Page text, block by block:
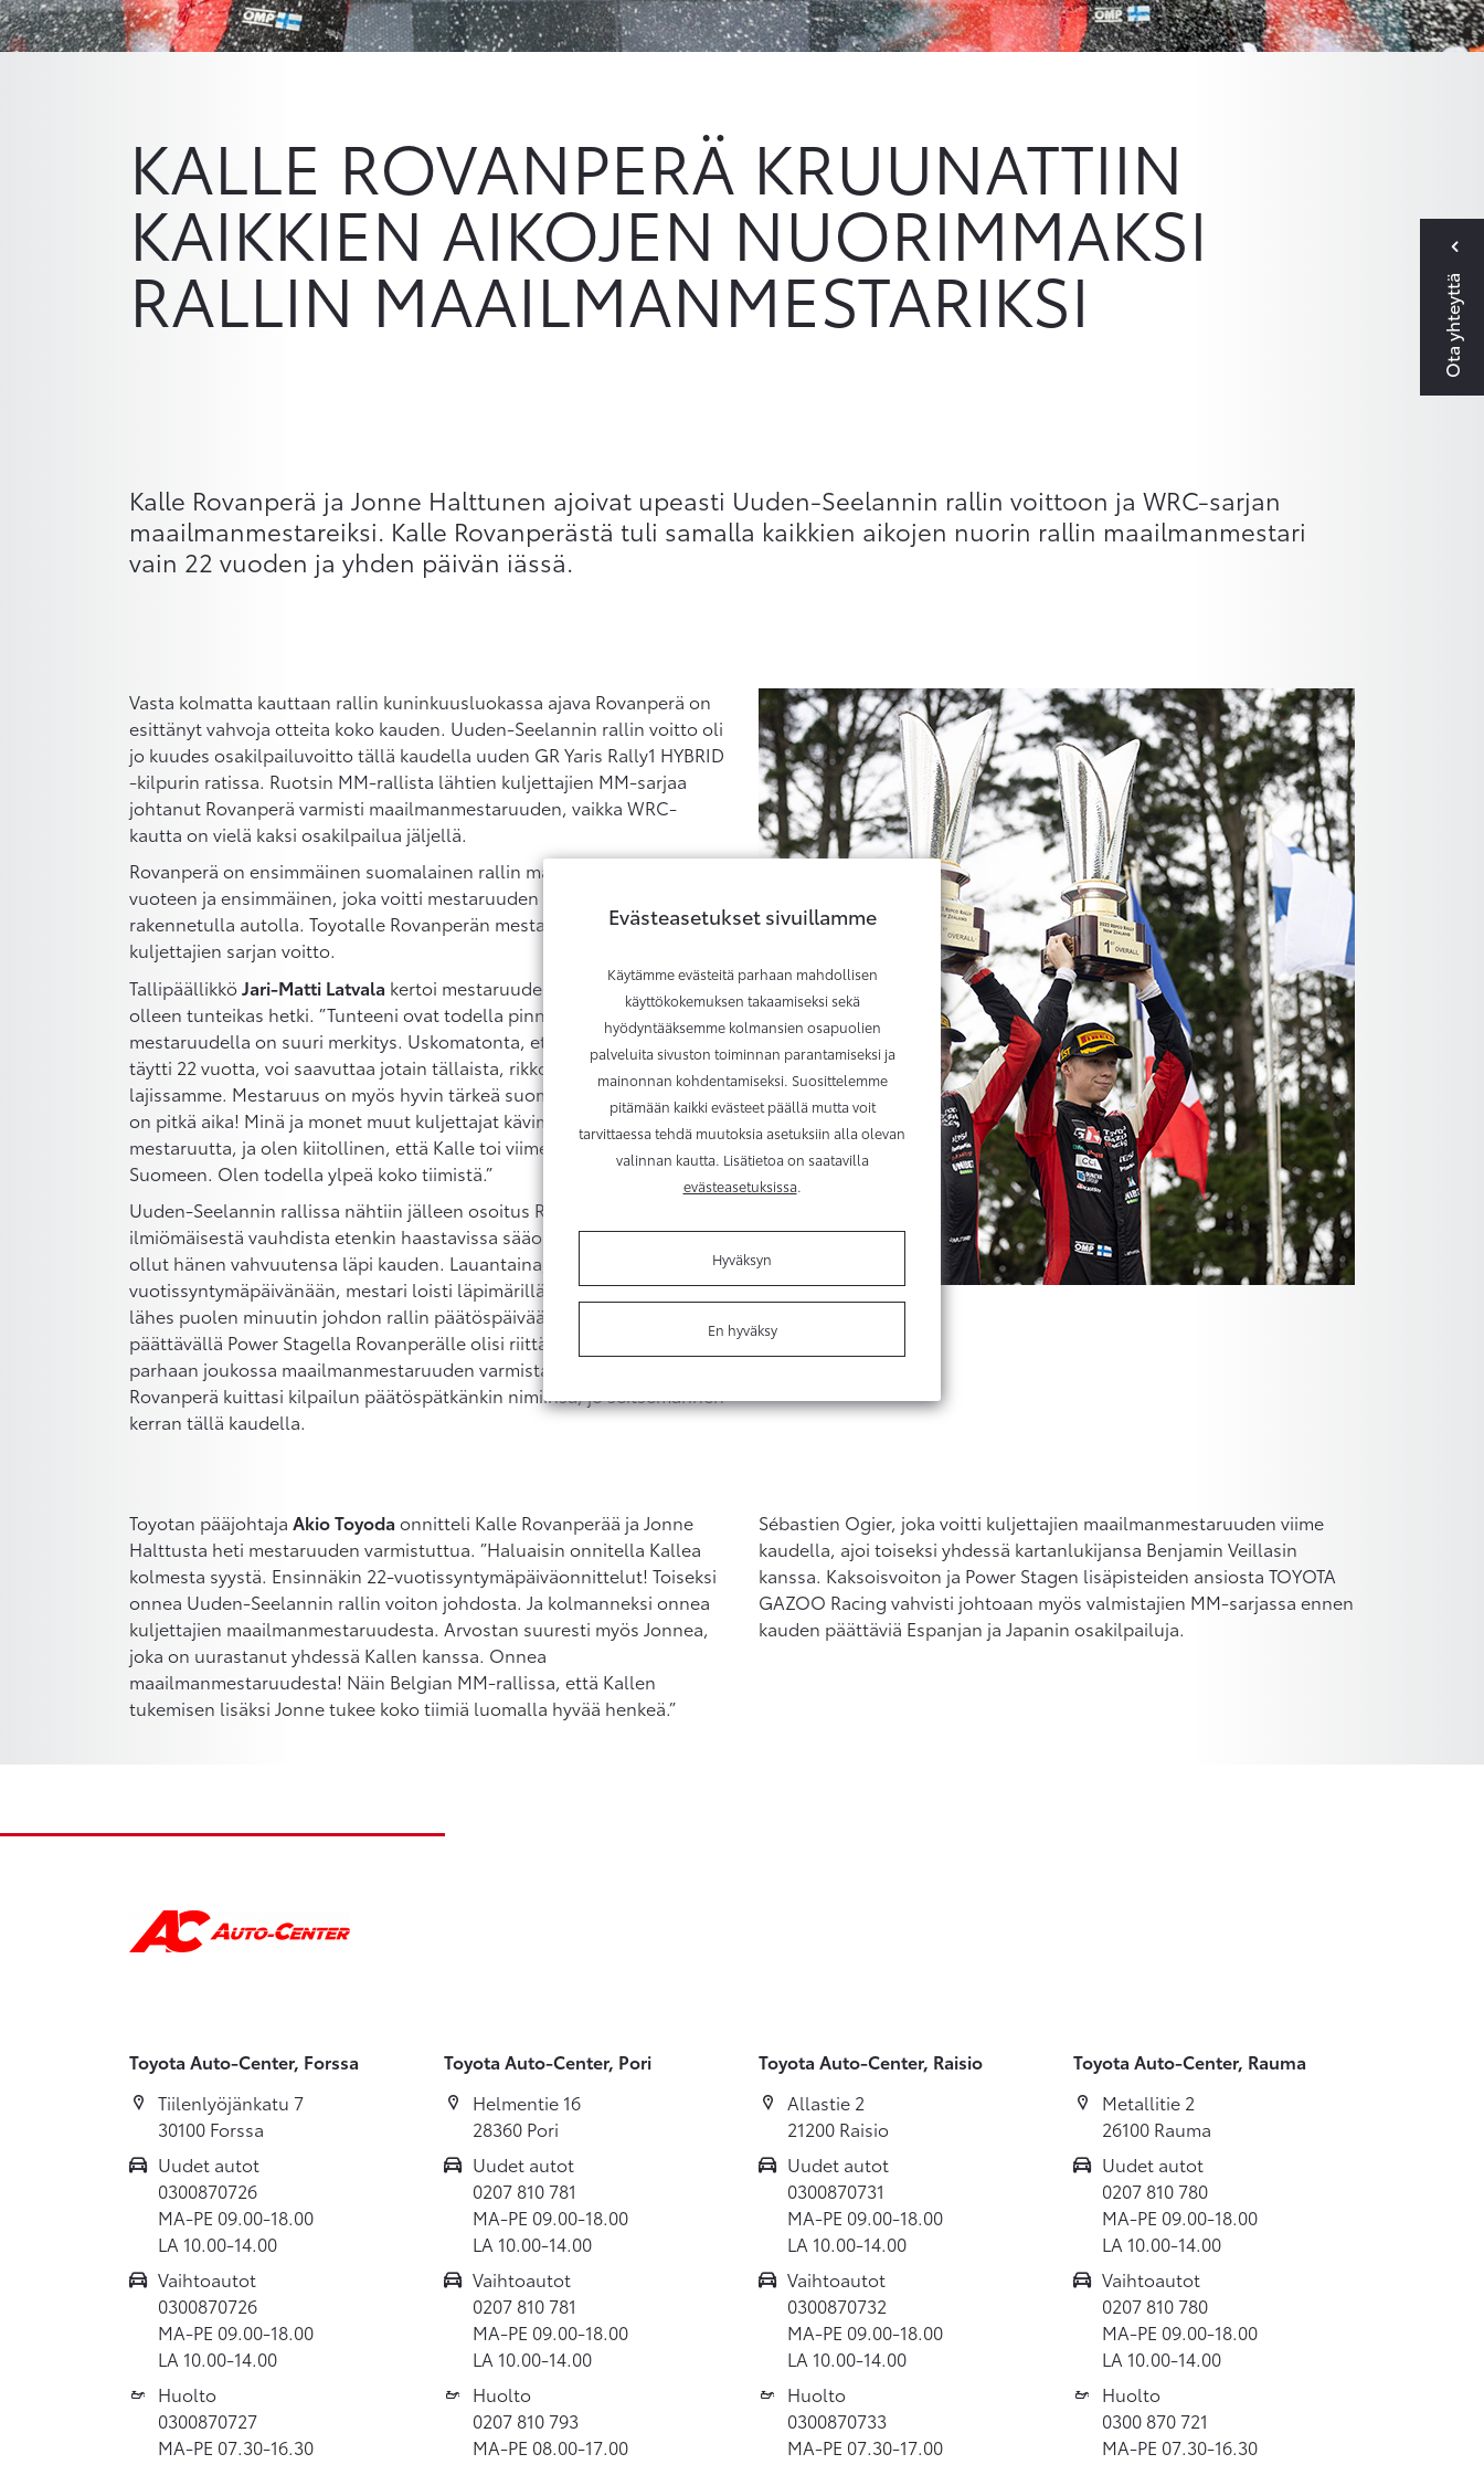
Ota yhteyttä
KALLE ROVANPERÄ KRUUNATTIIN
KAIKKIEN AIKOJEN NUORIMMAKSI
RALLIN MAAILMANMESTARIKSI
Kalle Rovanperä ja Jonne Halttunen ajoivat upeasti Uuden-Seelannin rallin voittoon ja WRC-sarjan
maailmanmestareiksi. Kalle Rovanperästä tuli samalla kaikkien aikojen nuorin rallin maailmanmestari
vain 22 vuoden ja yhden päivän iässä.
Vasta kolmatta kauttaan rallin kuninkuusluokassa ajava Rovanperä on
esittänyt vahvoja otteita koko kauden. Uuden-Seelannin rallin voitto oli
jo kuudes osakilpailuvoitto tällä kaudella uuden GR Yaris Rally1 HYBRID
-kilpurin ratissa. Ruotsin MM-rallista lähtien kuljettajien MM-sarjaa
johtanut Rovanperä varmisti maailmanmestaruuden, vaikka WRC-
kautta on vielä kaksi osakilpailua jäljellä.
Rovanperä on ensimmäinen suomalainen rallin maailmanmestari 20
vuoteen ja ensimmäinen, joka voitti mestaruuden Suomessa
rakennetulla autolla. Toyotalle Rovanperän mestaruus on kahdeksas
kuljettajien sarjan voitto.
Tallipäällikkö Jari-Matti Latvala kertoi mestaruuden varmistumisen
olleen tunteikas hetki. ”Tunteeni ovat todella pinnassa nyt. Kallen
mestaruudella on suuri merkitys. Uskomatonta, että kaveri, joka juuri
täytti 22 vuotta, voi saavuttaa jotain tällaista, rikkoen kaikki ennätykset
lajissamme. Mestaruus on myös hyvin tärkeä suomalaisille, 20 vuotta
on pitkä aika! Minä ja monet muut kuljettajat kävimme lähellä
mestaruutta, ja olen kiitollinen, että Kalle toi viimein mestaruuden taas
Suomeen. Olen todella ylpeä koko tiimistä.”
Uuden-Seelannin rallissa nähtiin jälleen osoitus Rovanperän
ilmiömäisestä vauhdista etenkin haastavissa sääolosuhteissa, mikä on
ollut hänen vahvuutensa läpi kauden. Lauantaina, 22-
vuotissyntymäpäivänään, mestari loisti läpimärillä pätkillä ja varmisti
lähes puolen minuutin johdon rallin päätöspäivään. Kilpailun
päättävällä Power Stagella Rovanperälle olisi riittänyt sijoitus neljän
parhaan joukossa maailmanmestaruuden varmistamiseksi, mutta
Rovanperä kuittasi kilpailun päätöspätkänkin nimiinsä, jo seitsemännen
kerran tällä kaudella.
Toyotan pääjohtaja Akio Toyoda onnitteli Kalle Rovanperää ja Jonne
Halttusta heti mestaruuden varmistuttua. ”Haluaisin onnitella Kallea
kolmesta syystä. Ensinnäkin 22-vuotissyntymäpäiväonnittelut! Toiseksi
onnea Uuden-Seelannin rallin voiton johdosta. Ja kolmanneksi onnea
kuljettajien maailmanmestaruudesta. Arvostan suuresti myös Jonnea,
joka on uurastanut yhdessä Kallen kanssa. Onnea
maailmanmestaruudesta! Näin Belgian MM-rallissa, että Kallen
tukemisen lisäksi Jonne tukee koko tiimiä luomalla hyvää henkeä.”
Sébastien Ogier, joka voitti kuljettajien maailmanmestaruuden viime
kaudella, ajoi toiseksi yhdessä kartanlukijansa Benjamin Veillasin
kanssa. Kaksoisvoiton ja Power Stagen lisäpisteiden ansiosta TOYOTA
GAZOO Racing vahvisti johtoaan myös valmistajien MM-sarjassa ennen
kauden päättäviä Espanjan ja Japanin osakilpailuja.
Toyota Auto-Center, Forssa
Tiilenlyöjänkatu 7
30100 Forssa
Uudet autot
0300870726
MA-PE 09.00-18.00
LA 10.00-14.00
Vaihtoautot
0300870726
MA-PE 09.00-18.00
LA 10.00-14.00
Huolto
0300870727
MA-PE 07.30-16.30
Toyota Auto-Center, Pori
Helmentie 16
28360 Pori
Uudet autot
0207 810 781
MA-PE 09.00-18.00
LA 10.00-14.00
Vaihtoautot
0207 810 781
MA-PE 09.00-18.00
LA 10.00-14.00
Huolto
0207 810 793
MA-PE 08.00-17.00
Toyota Auto-Center, Raisio
Allastie 2
21200 Raisio
Uudet autot
0300870731
MA-PE 09.00-18.00
LA 10.00-14.00
Vaihtoautot
0300870732
MA-PE 09.00-18.00
LA 10.00-14.00
Huolto
0300870733
MA-PE 07.30-17.00
Toyota Auto-Center, Rauma
Metallitie 2
26100 Rauma
Uudet autot
0207 810 780
MA-PE 09.00-18.00
LA 10.00-14.00
Vaihtoautot
0207 810 780
MA-PE 09.00-18.00
LA 10.00-14.00
Huolto
0300 870 721
MA-PE 07.30-16.30
Evästeasetukset sivuillamme
Käytämme evästeitä parhaan mahdollisen
käyttökokemuksen takaamiseksi sekä
hyödyntääksemme kolmansien osapuolien
palveluita sivuston toiminnan parantamiseksi ja
mainonnan kohdentamiseksi. Suosittelemme
pitämään kaikki evästeet päällä mutta voit
tarvittaessa tehdä muutoksia asetuksiin alla olevan
valinnan kautta. Lisätietoa on saatavilla
evästeasetuksissa.
Hyväksyn
En hyväksy